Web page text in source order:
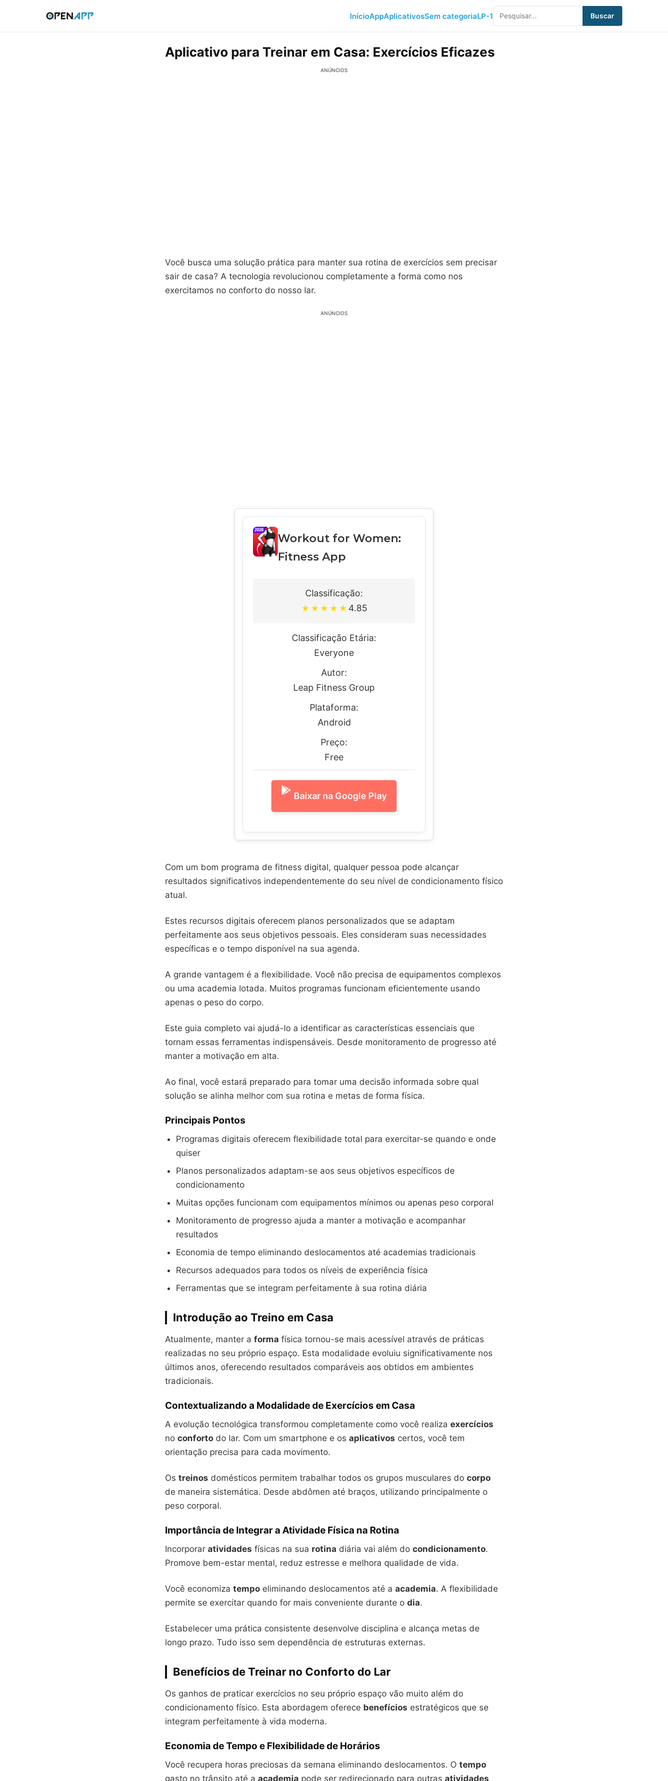
InícioAppAplicativosSem categoriaLP-1 Buscar
Aplicativo para Treinar em Casa: Exercícios Eficazes
ANÚNCIOS
Você busca uma solução prática para manter sua rotina de exercícios sem precisar
sair de casa? A tecnologia revolucionou completamente a forma como nos
exercitamos no conforto do nosso lar.
ANÚNCIOS
Workout for Women:
Fitness App
Classificação:
★ ★ ★ ★ ★ 4.85
Classificação Etária:
Everyone
Autor:
Leap Fitness Group
Plataforma:
Android
Preço:
Free
Baixar na Google Play
Com um bom programa de fitness digital, qualquer pessoa pode alcançar
resultados significativos independentemente do seu nível de condicionamento físico
atual.
Estes recursos digitais oferecem planos personalizados que se adaptam
perfeitamente aos seus objetivos pessoais. Eles consideram suas necessidades
específicas e o tempo disponível na sua agenda.
A grande vantagem é a flexibilidade. Você não precisa de equipamentos complexos
ou uma academia lotada. Muitos programas funcionam eficientemente usando
apenas o peso do corpo.
Este guia completo vai ajudá-lo a identificar as características essenciais que
tornam essas ferramentas indispensáveis. Desde monitoramento de progresso até
manter a motivação em alta.
Ao final, você estará preparado para tomar uma decisão informada sobre qual
solução se alinha melhor com sua rotina e metas de forma física.
Principais Pontos
Programas digitais oferecem flexibilidade total para exercitar-se quando e onde
quiser
Planos personalizados adaptam-se aos seus objetivos específicos de
condicionamento
Muitas opções funcionam com equipamentos mínimos ou apenas peso corporal
Monitoramento de progresso ajuda a manter a motivação e acompanhar
resultados
Economia de tempo eliminando deslocamentos até academias tradicionais
Recursos adequados para todos os níveis de experiência física
Ferramentas que se integram perfeitamente à sua rotina diária
Introdução ao Treino em Casa
Atualmente, manter a forma física tornou-se mais acessível através de práticas
realizadas no seu próprio espaço. Esta modalidade evoluiu significativamente nos
últimos anos, oferecendo resultados comparáveis aos obtidos em ambientes
tradicionais.
Contextualizando a Modalidade de Exercícios em Casa
A evolução tecnológica transformou completamente como você realiza exercícios
no conforto do lar. Com um smartphone e os aplicativos certos, você tem
orientação precisa para cada movimento.
Os treinos domésticos permitem trabalhar todos os grupos musculares do corpo
de maneira sistemática. Desde abdômen até braços, utilizando principalmente o
peso corporal.
Importância de Integrar a Atividade Física na Rotina
Incorporar atividades físicas na sua rotina diária vai além do condicionamento.
Promove bem-estar mental, reduz estresse e melhora qualidade de vida.
Você economiza tempo eliminando deslocamentos até a academia. A flexibilidade
permite se exercitar quando for mais conveniente durante o dia.
Estabelecer uma prática consistente desenvolve disciplina e alcança metas de
longo prazo. Tudo isso sem dependência de estruturas externas.
Benefícios de Treinar no Conforto do Lar
Os ganhos de praticar exercícios no seu próprio espaço vão muito além do
condicionamento físico. Esta abordagem oferece benefícios estratégicos que se
integram perfeitamente à vida moderna.
Economia de Tempo e Flexibilidade de Horários
Você recupera horas preciosas da semana eliminando deslocamentos. O tempo
gasto no trânsito até a academia pode ser redirecionado para outras atividades